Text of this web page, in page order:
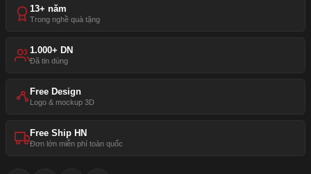
13+ năm
Trong nghề quà tặng
1.000+ DN
Đã tin dùng
Free Design
Logo & mockup 3D
Free Ship HN
Đơn lớn miễn phí toàn quốc